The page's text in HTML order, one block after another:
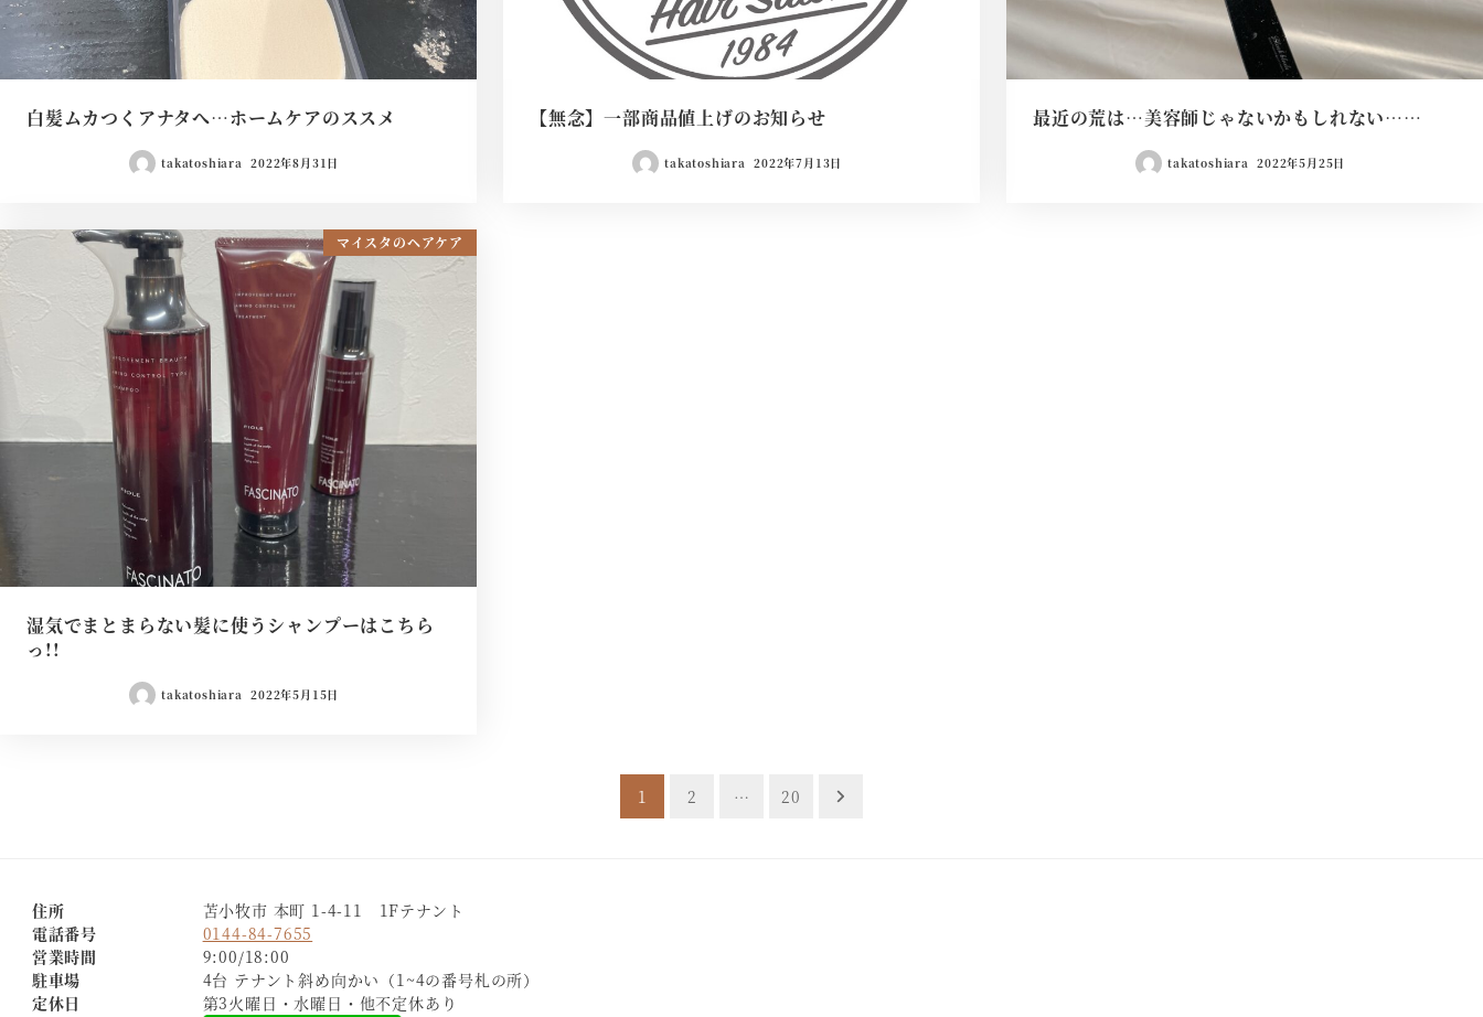
白髪ムカつくアナタへ…ホームケアのススメ
takatoshiara 2022年8月31日
【無念】一部商品値上げのお知らせ
takatoshiara 2022年7月13日
最近の荒は…美容師じゃないかもしれない……
takatoshiara 2022年5月25日
マイスタのヘアケア
湿気でまとまらない髪に使うシャンプーはこちら
っ!!
takatoshiara 2022年5月15日
1 2 … 20
住所
苫小牧市 本町 1-4-11 1Fテナント
電話番号
0144-84-7655
営業時間
9:00/18:00
駐車場
4台 テナント斜め向かい（1~4の番号札の所）
定休日
第3火曜日・水曜日・他不定休あり